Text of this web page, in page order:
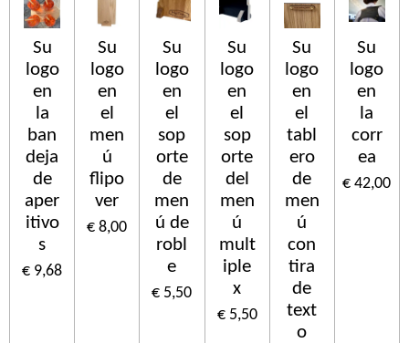
Su
logo
en
la
ban
deja
de
aper
itivo
s
€ 9,68
Su
logo
en
el
men
ú
flipo
ver
€ 8,00
Su
logo
en
el
sop
orte
de
men
ú de
robl
e
€ 5,50
Su
logo
en
el
sop
orte
del
men
ú
mult
iple
x
€ 5,50
Su
logo
en
el
tabl
ero
de
men
ú
con
tira
de
text
o
Su
logo
en
la
corr
ea
€ 42,00